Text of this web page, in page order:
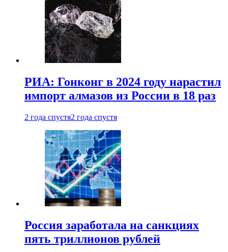
РИА: Гонконг в 2024 году нарастил
импорт алмазов из России в 18 раз
2 года спустя2 года спустя
Россия заработала на санкциях
пять триллионов рублей